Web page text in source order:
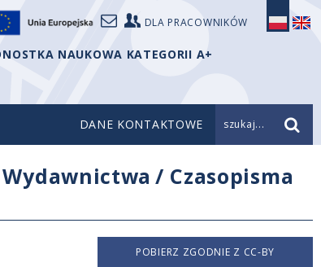
DLA PRACOWNIKÓW
NAUKOWA KATEGORII A+
DANE KONTAKTOWE szukaj...
Wydawnictwa / Czasopisma
POBIERZ ZGODNIE Z CC-BY